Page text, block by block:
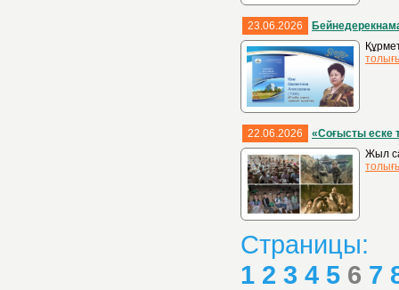
23.06.2026
22.06.2026
«Соғысты еске
Жыл
Страницы:
1 2 3 4 5 6 7